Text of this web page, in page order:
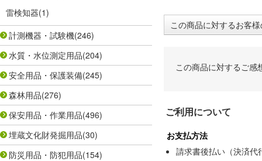
雷検知器(1)
計測機器・試験機(246)
水質・水位測定用品(204)
安全用品・保護装備(245)
森林用品(276)
保安用品・作業用品(496)
埋蔵文化財発掘用品(30)
防災用品・防犯用品(154)
この商品に対するお客
この商品に対するご感
ご利用について
お支払方法
請求書後払い（決済代